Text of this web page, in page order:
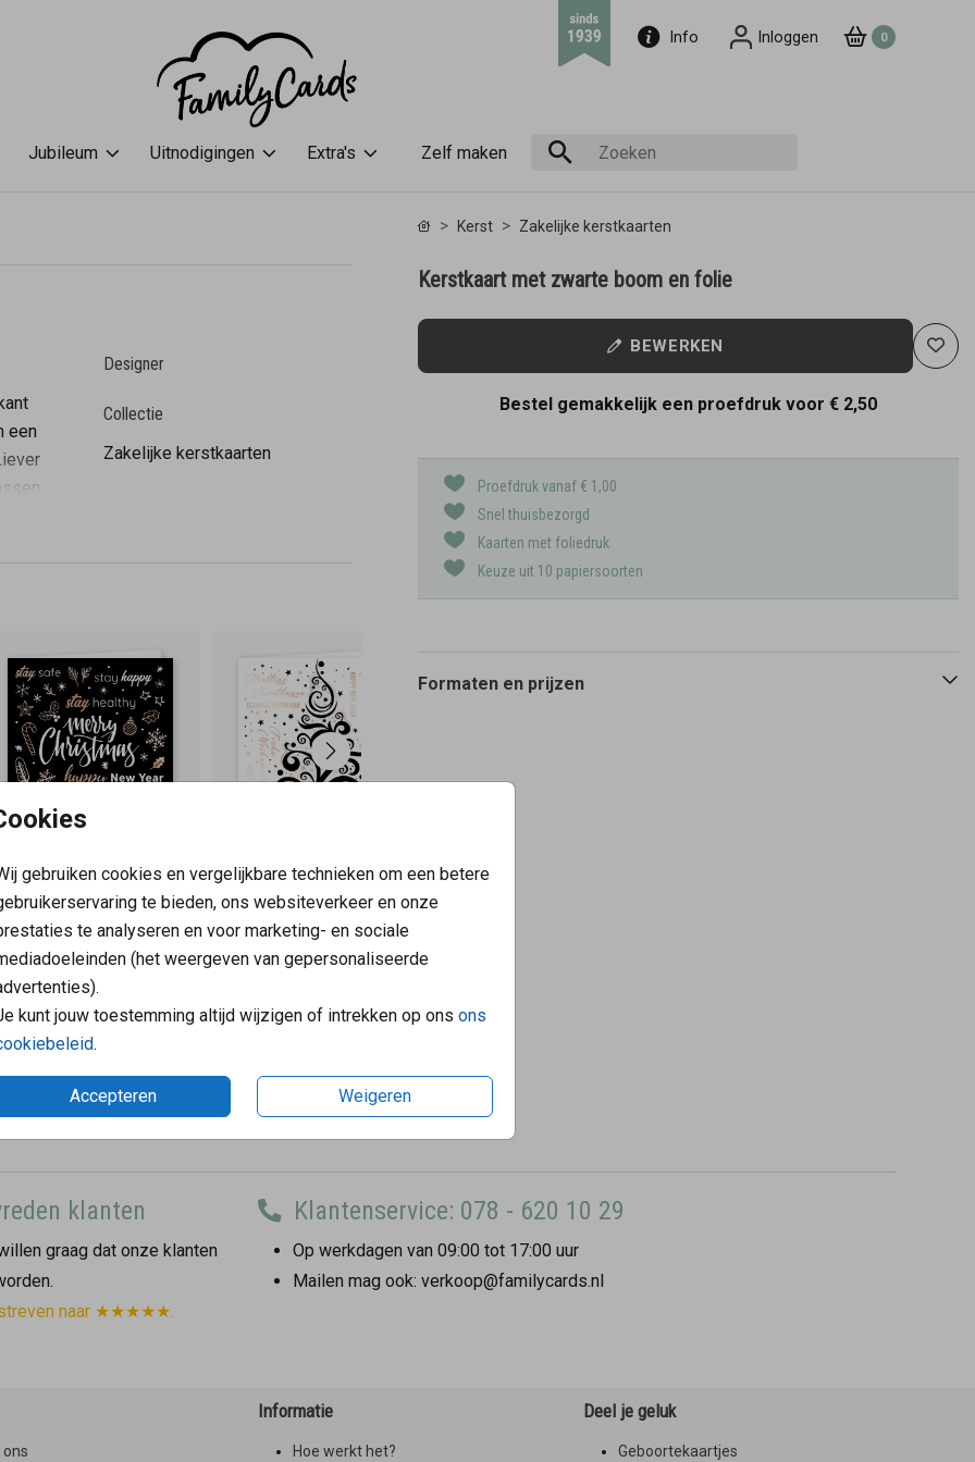
Info Inloggen 0
Jubileum Uitnodigingen Extra's Zelf maken
gebruiken cookies en vergelijkbare technieken om een betere
te bieden, ons websiteverkeer en onze
te analyseren en voor marketing- en sociale
(het weergeven van gepersonaliseerde
kunt jouw toestemming altijd wijzigen of intrekken op ons ons
.
Accepteren Weigeren
een
Designer
Collectie
Zakelijke kerstkaarten
Kerst Zakelijke kerstkaarten
Kerstkaart met zwarte boom en folie
BEWERKEN
Bestel gemakkelijk een proefdruk voor € 2,50
Proefdruk vanaf € 1,00
Snel thuisbezorgd
Kaarten met foliedruk
Keuze uit 10 papiersoorten
Formaten en prijzen
klanten
graag dat onze klanten
naar ★★★★★.
Klantenservice: 078 - 620 10 29
Op werkdagen van 09:00 tot 17:00 uur
Mailen mag ook: verkoop@familycards.nl
ons
Informatie
Hoe werkt het?
Deel je geluk
Geboortekaartjes